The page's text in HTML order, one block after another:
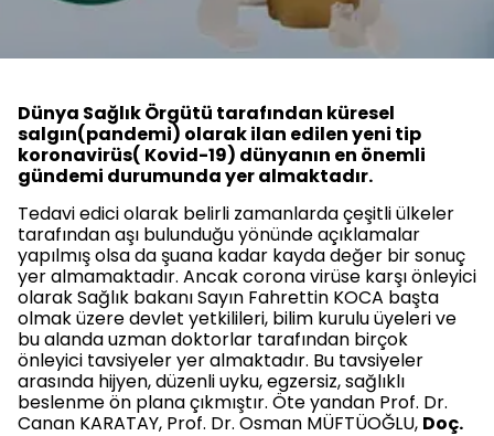
Dünya Sağlık Örgütü tarafından küresel
salgın(pandemi) olarak ilan edilen yeni tip
koronavirüs( Kovid-19) dünyanın en önemli
gündemi durumunda yer almaktadır.
Tedavi edici olarak belirli zamanlarda çeşitli ülkeler
tarafından aşı bulunduğu yönünde açıklamalar
yapılmış olsa da şuana kadar kayda değer bir sonuç
yer almamaktadır. Ancak corona virüse karşı önleyici
olarak Sağlık bakanı Sayın Fahrettin KOCA başta
olmak üzere devlet yetkilileri, bilim kurulu üyeleri ve
bu alanda uzman doktorlar tarafından birçok
önleyici tavsiyeler yer almaktadır. Bu tavsiyeler
arasında hijyen, düzenli uyku, egzersiz, sağlıklı
beslenme ön plana çıkmıştır. Öte yandan Prof. Dr.
Canan KARATAY, Prof. Dr. Osman MÜFTÜOĞLU, Doç.